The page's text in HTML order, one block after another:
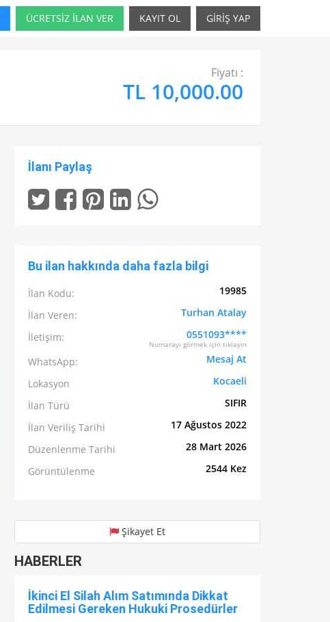
ÜCRETSİZ İLAN VER KAYIT OL GİRİŞ YAP
Fiyatı :
TL 10,000.00
İlanı Paylaş
Bu ilan hakkında daha fazla bilgi
İlan Kodu:
19985
İlan Veren:
Turhan Atalay
İletişim:
0551093****
Numarayı görmek için tıklayın
WhatsApp:
Mesaj At
Lokasyon
Kocaeli
İlan Türü
SIFIR
İlan Veriliş Tarihi
17 Ağustos 2022
Düzenlenme Tarihi
28 Mart 2026
Görüntülenme
2544 Kez
Şikayet Et
HABERLER
İkinci El Silah Alım Satımında Dikkat
Edilmesi Gereken Hukuki Prosedürler